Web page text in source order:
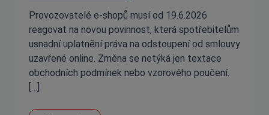
Provozovatelé e-shopů musí od 19.6.2026
reagovat na novou povinnost, která spotřebitelům
usnadní uplatnění práva na odstoupení od smlouvy
uzavřené online. Změna se netýká jen textace
obchodních podmínek nebo vzorového poučení.
[…]